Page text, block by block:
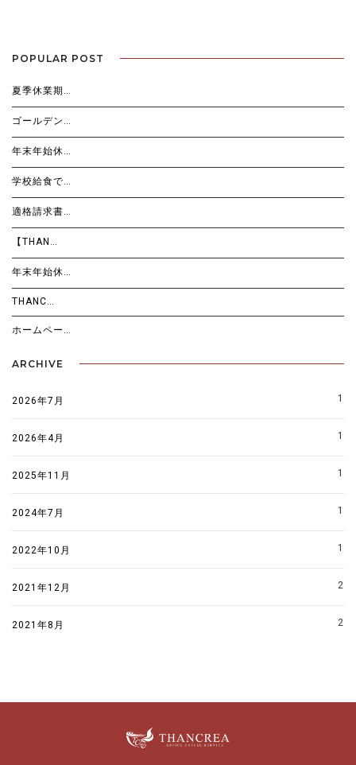
POPULAR POST
夏季休業期…
ゴールデン…
年末年始休…
学校給食で…
適格請求書…
【THAN…
年末年始休…
THANC…
ホームペー…
ARCHIVE
2026年7月 1
2026年4月 1
2025年11月 1
2024年7月 1
2022年10月 1
2021年12月 2
2021年8月 2